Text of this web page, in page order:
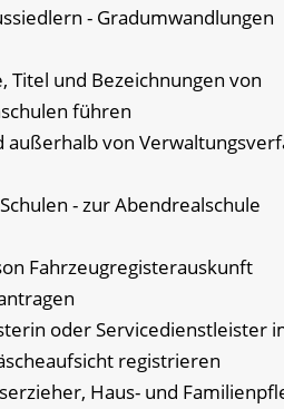
- Gradumwandlungen
Titel und Bezeichnungen von
führen
außerhalb von
- zur Abendrealschule
Fahrzeugregisterauskunft
oder Servicedienstleister
registrieren
Haus- und